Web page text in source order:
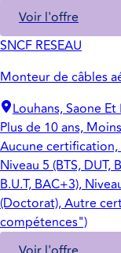
Voir l'offre
SNCF RESEAU
Monteur de câbles
Louhans, Saone Et
Plus de 10 ans,
Aucune certification,
Niveau 5 (BTS, DUT,
B.U.T, BAC+3),
(Doctorat), Autre
compétences")